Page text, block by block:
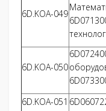
6D.KOA-049
6D.KOA-050
6D.KOA-051